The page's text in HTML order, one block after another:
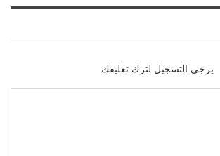
يرجي التسجيل لترك تعليقك